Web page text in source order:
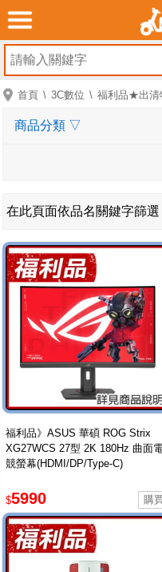
首頁 3C數位 福利品★出清
在此頁面依品名關鍵字篩選
福利品》ASUS 華碩 ROG Strix
XG27WCS 27型 2K 180Hz 曲面
競螢幕(HDMI/DP/Type-C)
$5990
商品分類 ▽